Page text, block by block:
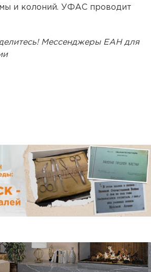
и колоний. УФАС проводит
Мессенджеры ЕАН для